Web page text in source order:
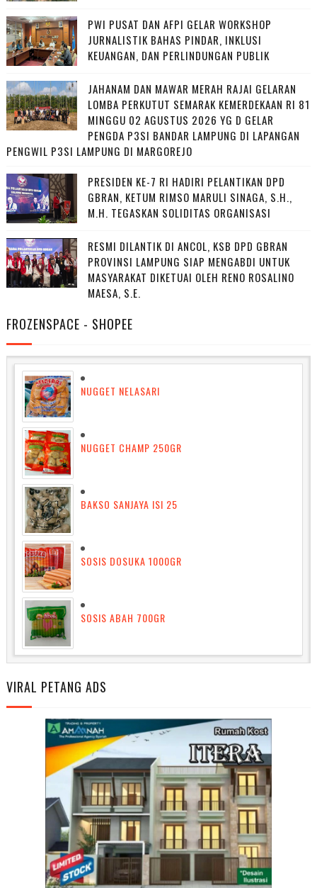
PWI PUSAT DAN AFPI GELAR WORKSHOP
JURNALISTIK BAHAS PINDAR, INKLUSI
KEUANGAN, DAN PERLINDUNGAN PUBLIK
JAHANAM DAN MAWAR MERAH RAJAI GELARAN
LOMBA PERKUTUT SEMARAK KEMERDEKAAN RI 81
MINGGU 02 AGUSTUS 2026 YG D GELAR
PENGDA P3SI BANDAR LAMPUNG DI LAPANGAN
PENGWIL P3SI LAMPUNG DI MARGOREJO
PRESIDEN KE-7 RI HADIRI PELANTIKAN DPD
GBRAN, KETUM RIMSO MARULI SINAGA, S.H.,
M.H. TEGASKAN SOLIDITAS ORGANISASI
RESMI DILANTIK DI ANCOL, KSB DPD GBRAN
PROVINSI LAMPUNG SIAP MENGABDI UNTUK
MASYARAKAT DIKETUAI OLEH RENO ROSALINO
MAESA, S.E.
FROZENSPACE - SHOPEE
NUGGET NELASARI
NUGGET CHAMP 250GR
BAKSO SANJAYA ISI 25
SOSIS DOSUKA 1000GR
SOSIS ABAH 700GR
VIRAL PETANG ADS